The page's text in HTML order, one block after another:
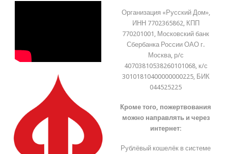
Организация «Русский Дом»,
ИНН 7702365862, КПП
770201001, Московский банк
Сбербанка России ОАО г.
Москва, р/с
40703810538260101068, к/с
30101810400000000225, БИК
044525225
Кроме того, пожертвования
можно направлять и через
интернет:
Рублёвый кошелёк в системе